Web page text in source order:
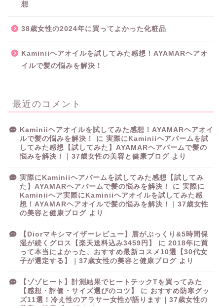
想
38歳女性の2024年に買ってよかった化粧品
Kaminiiヘアオイルを試してみた感想！AYAMARヘアオ
イルで髪の悩みを解決！
最近のコメント
Kaminiiヘアオイルを試してみた感想！AYAMARヘアオイ
ルで髪の悩みを解決！
に 実際にKaminiiヘアバームを試
してみた感想【試してみた】AYAMARヘアバームで髪の
悩みを解決！｜37歳女性の美容と健康ブログ より
実際にKaminiiヘアバームを試してみた感想【試してみ
た】AYAMARヘアバームで髪の悩みを解決！
に 実際に
Kaminiiヘア実際にKaminiiヘアオイルを試してみた感
想！AYAMARヘアオイルで髪の悩みを解決！｜37歳女性
の美容と健康ブログ より
【Diorマキシマイザーレビュー】唇がぷっくり&5時間保
湿が続くグロス【楽天送料込み3459円】
に 2018年に買
って本当によかった、おすすめ最新コスメ10選【30代女
子が選定する】｜37歳女性の美容と健康ブログ より
【ゾゾヒート】計測結果でヒートテックTを買ってみた
【感想・評価・サイズ選びのコツ】
に おすすめ防寒グッ
ズ11選！冷え性のアラサー女性が語ります｜37歳女性の